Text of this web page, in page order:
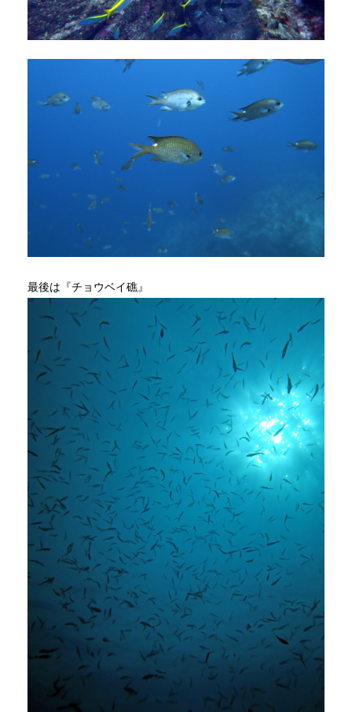
最後は『チョウベイ礁』